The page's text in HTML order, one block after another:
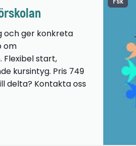
och ger konkreta
om
Flexibel start,
kursintyg. Pris 749
delta? Kontakta oss